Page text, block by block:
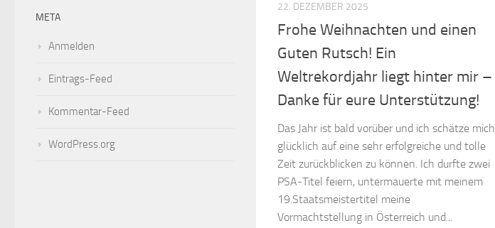
22. DEZEMBER 2025
Frohe Weihnachten und einen
Guten Rutsch! Ein
Weltrekordjahr liegt hinter mir –
Danke für eure Unterstützung!
Das Jahr ist bald vorüber und ich schätze mich
glücklich auf eine sehr erfolgreiche und tolle
Zeit zurückblicken zu können. Ich durfte zwei
PSA-Titel feiern, untermauerte mit meinem
19.Staatsmeistertitel meine
Vormachtstellung in Österreich und...
META
Anmelden
Eintrags-Feed
Kommentar-Feed
WordPress.org